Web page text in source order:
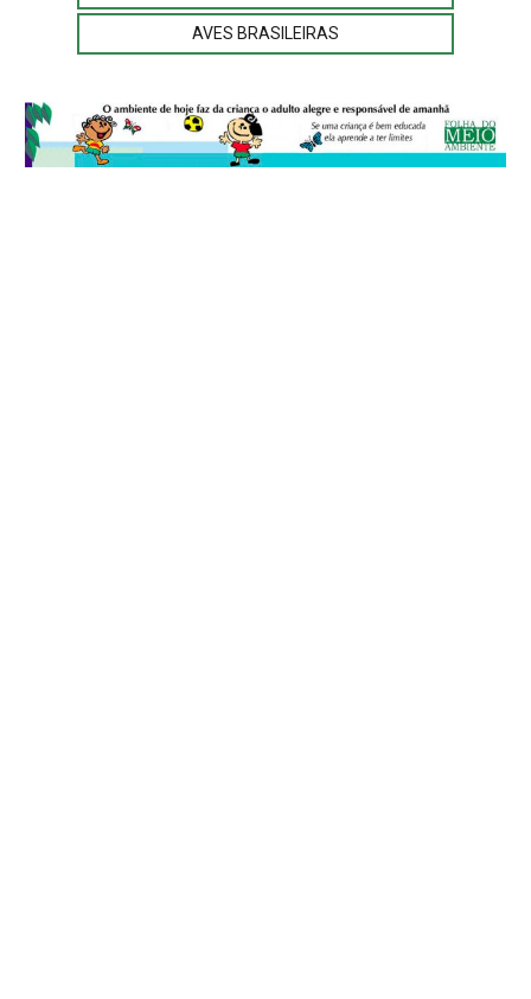
AVES BRASILEIRAS